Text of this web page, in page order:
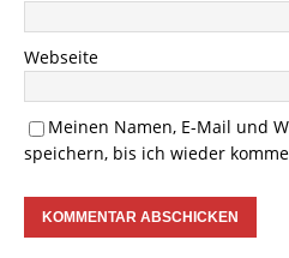
Webseite
Meinen Namen, E-Mail und
speichern, bis ich wieder